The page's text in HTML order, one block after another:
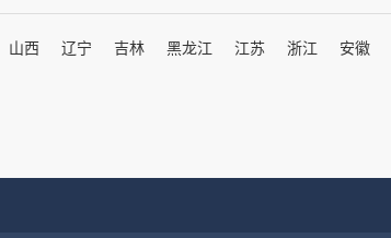
山西 辽宁 吉林 黑龙江 江苏 浙江 安徽